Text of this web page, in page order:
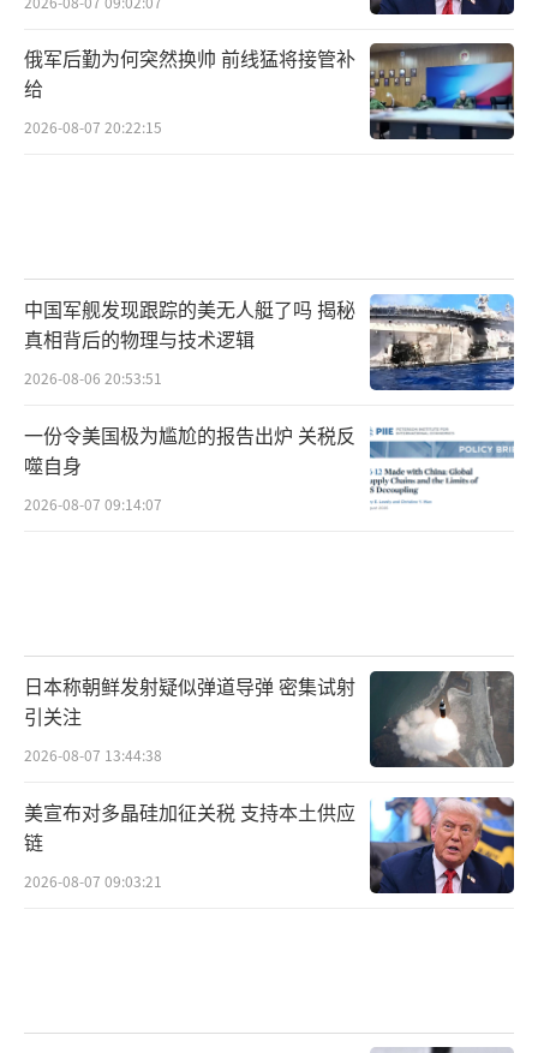
俄军后勤为何突然换帅 前线猛将接管补
给
2026-08-07 20:22:15
中国军舰发现跟踪的美无人艇了吗 揭秘
真相背后的物理与技术逻辑
2026-08-06 20:53:51
一份令美国极为尴尬的报告出炉 关税反
噬自身
2026-08-07 09:14:07
日本称朝鲜发射疑似弹道导弹 密集试射
引关注
2026-08-07 13:44:38
美宣布对多晶硅加征关税 支持本土供应
链
2026-08-07 09:03:21